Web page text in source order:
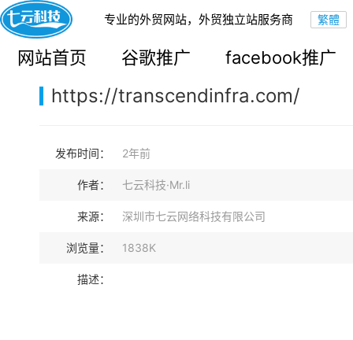
专业的外贸网站，外贸独立站服务商
网站首页 谷歌推广 facebook推广
您的当前位置： 网站首页>案例展示>B2B外贸独立站
https://transcendinfra.com/
发布时间： 2年前
作者： 七云科技·Mr.li
来源： 深圳市七云网络科技有限公司
浏览量： 1838K
描述：